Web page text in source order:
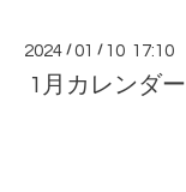
2024 /01 / 10 17:10
1月カレンダー